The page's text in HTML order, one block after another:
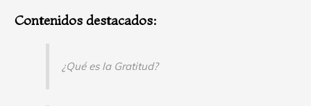
Contenidos destacados:
¿Qué es la Gratitud?